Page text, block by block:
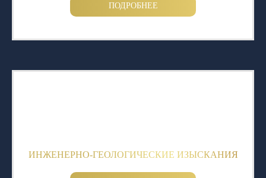
ПОДРОБНЕЕ
ИНЖЕНЕРНО-ГЕОЛОГИЧЕСКИЕ ИЗЫСКАНИЯ